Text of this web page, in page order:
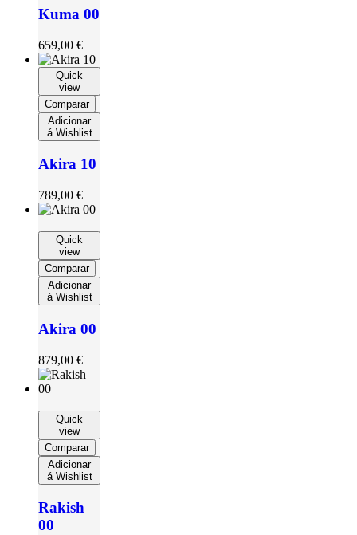
Kuma 00
659,00 €
Quick
view
Comparar
Adicionar
á Wishlist
Akira 10
789,00 €
Quick
view
Comparar
Adicionar
á Wishlist
Akira 00
879,00 €
Quick
view
Comparar
Adicionar
á Wishlist
Rakish
00